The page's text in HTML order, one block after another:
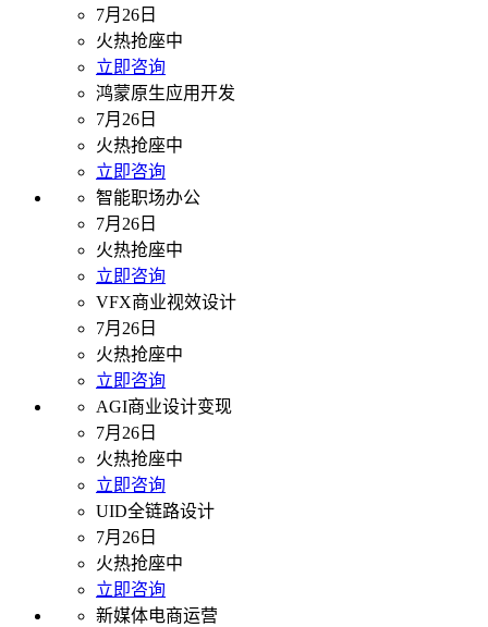
7月26日
火热抢座中
立即咨询
鸿蒙原生应用开发
7月26日
火热抢座中
立即咨询
智能职场办公
7月26日
火热抢座中
立即咨询
VFX商业视效设计
7月26日
火热抢座中
立即咨询
AGI商业设计变现
7月26日
火热抢座中
立即咨询
UID全链路设计
7月26日
火热抢座中
立即咨询
新媒体电商运营